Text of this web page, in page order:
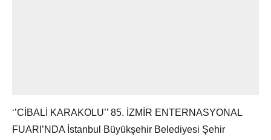
‘’CİBALİ KARAKOLU’’ 85. İZMİR ENTERNASYONAL
FUARI’NDA İstanbul Büyükşehir Belediyesi Şehir